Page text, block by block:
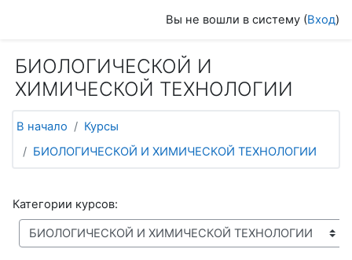
Вы не вошли в систему (Вход)
БИОЛОГИЧЕСКОЙ И
ХИМИЧЕСКОЙ ТЕХНОЛОГИИ
В начало
Курсы
БИОЛОГИЧЕСКОЙ И ХИМИЧЕСКОЙ ТЕХНОЛОГИИ
Категории курсов: